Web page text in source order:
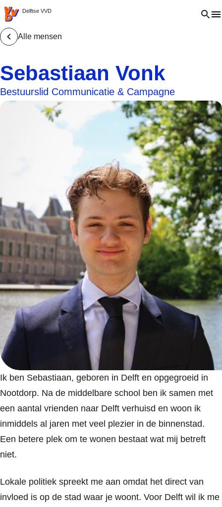
VVD.nl - Ga naar de homepage
Delftse VVD Open
Alle mensen
Sebastiaan Vonk
Bestuurslid Communicatie & Campagne
Ik ben Sebastiaan, geboren in Delft en opgegroeid in
Nootdorp. Na de middelbare school ben ik samen met
een aantal vrienden naar Delft verhuisd en woon ik
inmiddels al jaren met veel plezier in de binnenstad.
Een betere plek om te wonen bestaat wat mij betreft
niet.
Lokale politiek spreekt me aan omdat het direct van
invloed is op de stad waar je woont. Voor Delft wil ik me